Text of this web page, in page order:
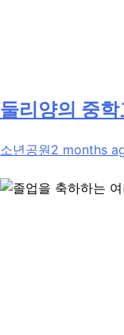
둘리양의 중
소년공원2 months